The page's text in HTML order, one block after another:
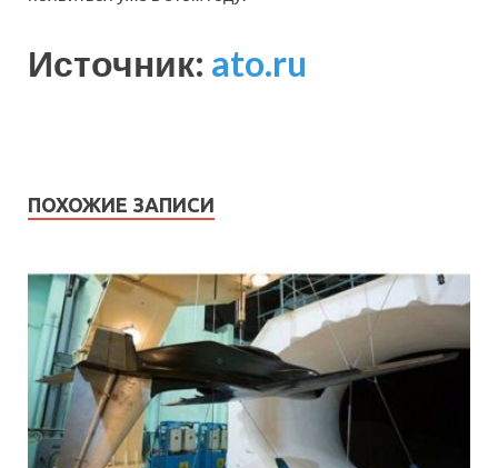
Источник: ato.ru
ПОХОЖИЕ ЗАПИСИ